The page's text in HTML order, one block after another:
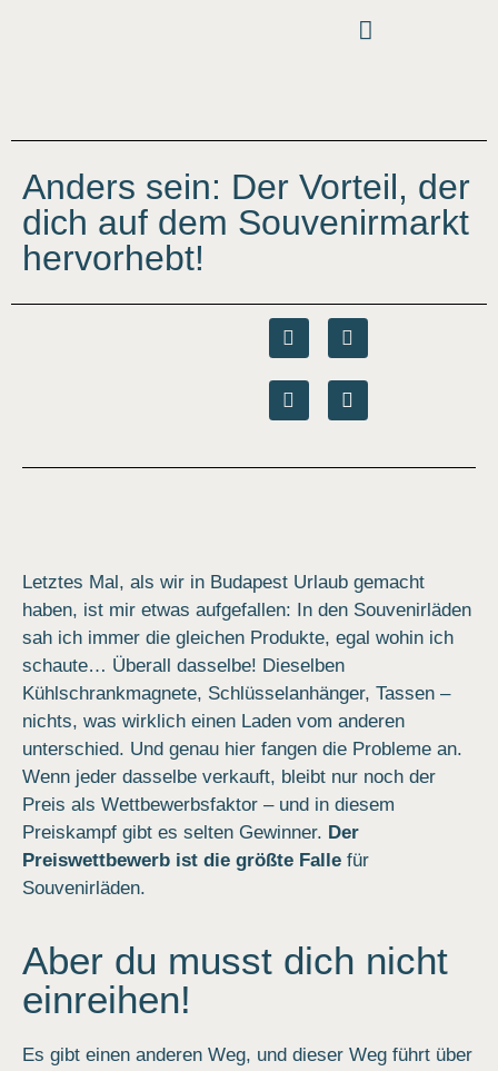
Anders sein: Der Vorteil, der
dich auf dem Souvenirmarkt
hervorhebt!
Letztes Mal, als wir in Budapest Urlaub gemacht
haben, ist mir etwas aufgefallen: In den Souvenirläden
sah ich immer die gleichen Produkte, egal wohin ich
schaute… Überall dasselbe! Dieselben
Kühlschrankmagnete, Schlüsselanhänger, Tassen –
nichts, was wirklich einen Laden vom anderen
unterschied. Und genau hier fangen die Probleme an.
Wenn jeder dasselbe verkauft, bleibt nur noch der
Preis als Wettbewerbsfaktor – und in diesem
Preiskampf gibt es selten Gewinner. Der
Preiswettbewerb ist die größte Falle für
Souvenirläden.
Aber du musst dich nicht
einreihen!
Es gibt einen anderen Weg, und dieser Weg führt über